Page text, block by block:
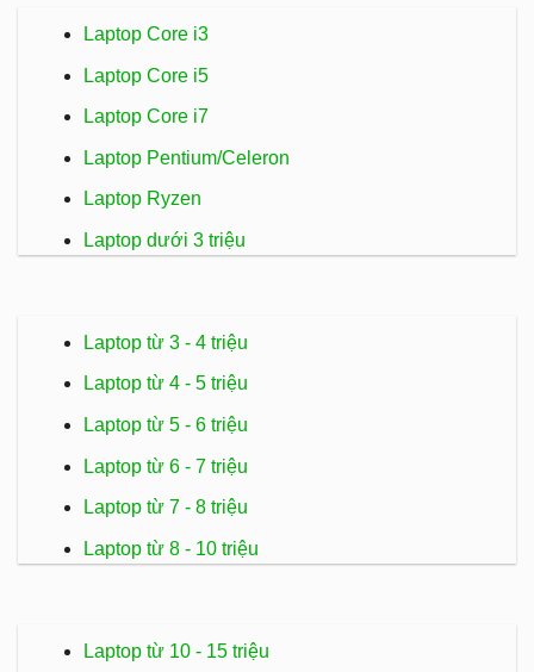
Laptop Core i3
Laptop Core i5
Laptop Core i7
Laptop Pentium/Celeron
Laptop Ryzen
Laptop dưới 3 triệu
Laptop từ 3 - 4 triệu
Laptop từ 4 - 5 triệu
Laptop từ 5 - 6 triệu
Laptop từ 6 - 7 triệu
Laptop từ 7 - 8 triệu
Laptop từ 8 - 10 triệu
Laptop từ 10 - 15 triệu